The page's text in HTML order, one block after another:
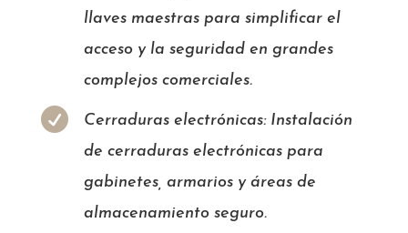
llaves maestras para simplificar el
acceso y la seguridad en grandes
complejos comerciales.

Cerraduras electrónicas: Instalación
de cerraduras electrónicas para
gabinetes, armarios y áreas de
almacenamiento seguro.